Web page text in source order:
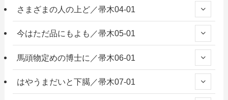
さまざまの人の上ど／帚木04-01
今はただ品にもよも／帚木05-01
馬頭物定めの博士に／帚木06-01
はやうまだいと下臈／帚木07-01